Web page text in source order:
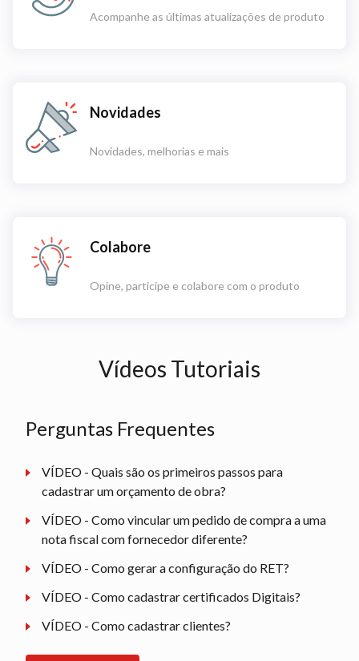
Acompanhe as últimas atualizações de produto
Novidades
Novidades, melhorias e mais
Colabore
Opine, participe e colabore com o produto
Vídeos Tutoriais
Perguntas Frequentes
VÍDEO - Quais são os primeiros passos para
cadastrar um orçamento de obra?
VÍDEO - Como vincular um pedido de compra a uma
nota fiscal com fornecedor diferente?
VÍDEO - Como gerar a configuração do RET?
VÍDEO - Como cadastrar certificados Digitais?
VÍDEO - Como cadastrar clientes?